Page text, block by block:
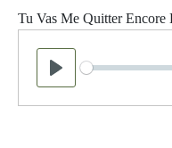
Tu Vas Me Quitter
Play
Seek